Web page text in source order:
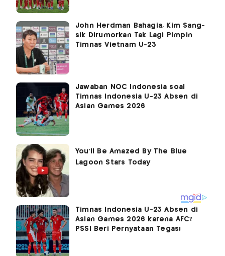
John Herdman Bahagia, Kim Sang-
sik Dirumorkan Tak Lagi Pimpin
Timnas Vietnam U-23
Jawaban NOC Indonesia soal
Timnas Indonesia U-23 Absen di
Asian Games 2026
Timnas Indonesia U-23 Absen di
Asian Games 2026 karena AFC?
PSSI Beri Pernyataan Tegas!